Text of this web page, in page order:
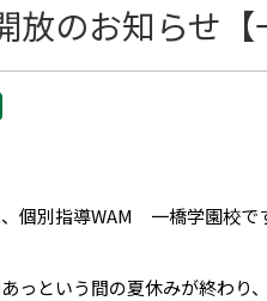
放のお知らせ【
個別指導WAM 一橋学園校で
っという間の夏休みが終わり